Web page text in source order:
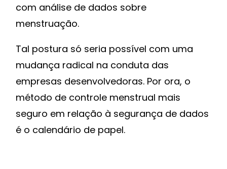
com análise de dados sobre
menstruação.
Tal postura só seria possível com uma
mudança radical na conduta das
empresas desenvolvedoras. Por ora, o
método de controle menstrual mais
seguro em relação à segurança de dados
é o calendário de papel.